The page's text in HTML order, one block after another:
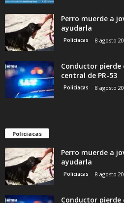
Perro muerde a
ayudarla
Policiacas 8 agosto
Conductor pierde
central de PR-53
Policiacas 8 agosto
Policiacas
Perro muerde a
ayudarla
Policiacas 8 agosto
Conductor pierde